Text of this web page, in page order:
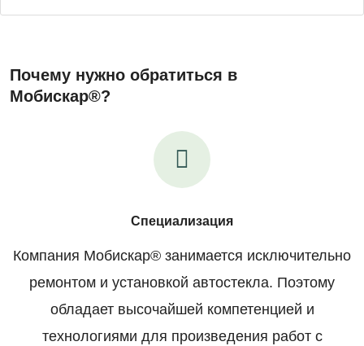
Почему нужно обратиться в
Мобискар®?
Специализация
Компания Мобискар® занимается исключительно
ремонтом и установкой автостекла. Поэтому
обладает высочайшей компетенцией и
технологиями для произведения работ с